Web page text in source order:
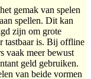
gemak van spelen
spellen. Dit kan
zijn om grote
tastbaar is. Bij offline
vaak meer bewust
geld gebruiken.
van beide vormen